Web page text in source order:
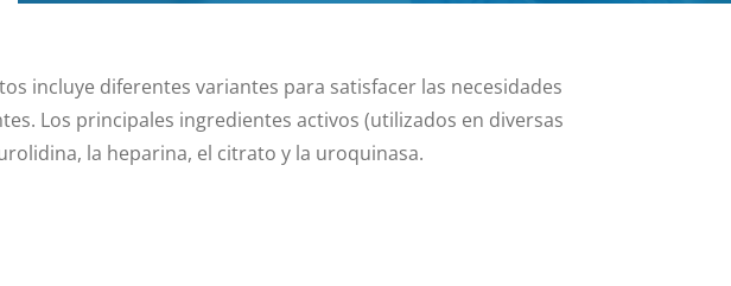
incluye diferentes variantes para satisfacer las necesidades
Los principales ingredientes activos (utilizados en diversas
la heparina, el citrato y la uroquinasa.